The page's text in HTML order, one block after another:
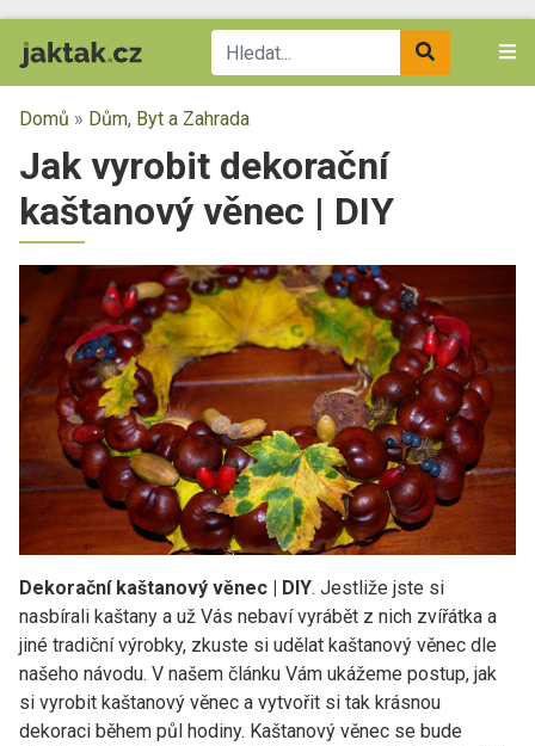
Domů » Dům, Byt a Zahrada
Jak vyrobit dekorační
kaštanový věnec | DIY
Dekorační kaštanový věnec | DIY. Jestliže jste si
nasbírali kaštany a už Vás nebaví vyrábět z nich zvířátka a
jiné tradiční výrobky, zkuste si udělat kaštanový věnec dle
našeho návodu. V našem článku Vám ukážeme postup, jak
si vyrobit kaštanový věnec a vytvořit si tak krásnou
dekoraci během půl hodiny. Kaštanový věnec se bude